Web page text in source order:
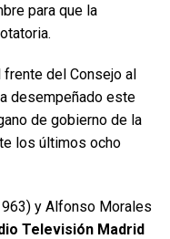
para que la
del Consejo al
desempeñado este
de gobierno de la
los últimos ocho
y Alfonso Morales
Televisión Madrid